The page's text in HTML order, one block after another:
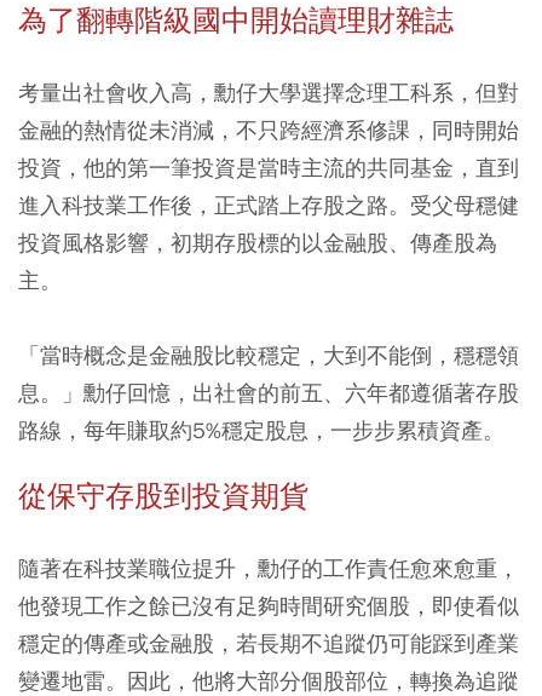
為了翻轉階級國中開始讀理財雜誌
考量出社會收入高，勳仔大學選擇念理工科系，但對
金融的熱情從未消減，不只跨經濟系修課，同時開始
投資，他的第一筆投資是當時主流的共同基金，直到
進入科技業工作後，正式踏上存股之路。受父母穩健
投資風格影響，初期存股標的以金融股、傳產股為
主。
「當時概念是金融股比較穩定，大到不能倒，穩穩領
息。」勳仔回憶，出社會的前五、六年都遵循著存股
路線，每年賺取約5%穩定股息，一步步累積資產。
從保守存股到投資期貨
隨著在科技業職位提升，勳仔的工作責任愈來愈重，
他發現工作之餘已沒有足夠時間研究個股，即使看似
穩定的傳產或金融股，若長期不追蹤仍可能踩到產業
變遷地雷。因此，他將大部分個股部位，轉換為追蹤